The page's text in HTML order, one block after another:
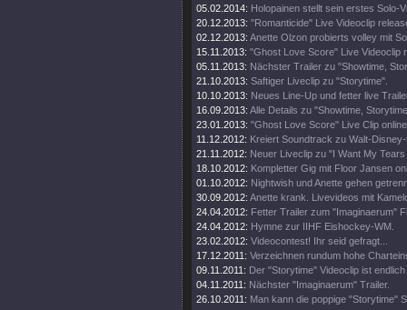
05.02.2014: Holopainen stellt sein erstes Solo-
20.12.2013: "Romanticide" Live Videoclip
02.12.2013: Anette Olzon probierts volley mit
15.11.2013: "Ghost Love Score" Live Videoclip
05.11.2013: Nächster Trailer zu "Showtime,
21.10.2013: Saftiger Liveclip zu "Storytime".
10.10.2013: Neues Line-Up und fetter live
16.09.2013: Alle Details zu "Showtime,
23.01.2013: "Ghost Love Score" Live Clip
11.12.2012: Kreiert Soundtrack zu Walt-
21.11.2012: Neuer Liveclip zu "I Want My
18.10.2012: Kompletter Gig mit Floor Jansen
01.10.2012: Nightwish und Anette gehen
30.09.2012: Anette krank. Livevideos mit
24.04.2012: Fetter Trailer zum "Imaginaerum"
24.04.2012: Hymne zur IIHF Eishockey-WM.
23.02.2012: Videocontest! Ihr seid gefragt...
17.12.2011: Verzeichnen rundum hohe
09.11.2011: Der "Storytime" Videoclip ist endlich
04.11.2011: Nächster "Imaginaerum" Trailer.
26.10.2011: Man kann die poppige "Storytime"